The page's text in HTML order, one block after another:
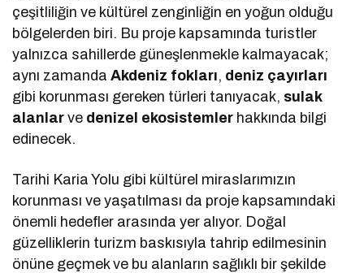
çeşitliliğin ve kültürel zenginliğin en yoğun olduğu
bölgelerden biri. Bu proje kapsamında turistler
yalnızca sahillerde güneşlenmekle kalmayacak;
aynı zamandaAkdeniz fokları, deniz çayırları
gibi korunması gereken türleri tanıyacak, sulak
alanlar ve denizel ekosistemler hakkında bilgi
edinecek.
Tarihi Karia Yolu gibi kültürel miraslarımızın
korunması ve yaşatılması da proje kapsamındaki
önemli hedefler arasında yer alıyor. Doğal
güzelliklerin turizm baskısıyla tahrip edilmesinin
önüne geçmek ve bu alanların sağlıklı bir şekilde